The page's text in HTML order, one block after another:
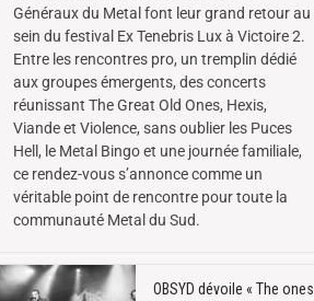
Généraux du Metal font leur grand retour au
sein du festival Ex Tenebris Lux à Victoire 2.
Entre les rencontres pro, un tremplin dédié
aux groupes émergents, des concerts
réunissant The Great Old Ones, Hexis,
Viande et Violence, sans oublier les Puces
Hell, le Metal Bingo et une journée familiale,
ce rendez-vous s’annonce comme un
véritable point de rencontre pour toute la
communauté Metal du Sud.
OBSYD dévoile « The ones